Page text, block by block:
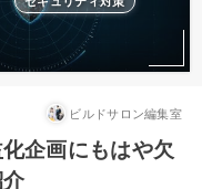
ビルドサロン編集室
企画にもはや欠